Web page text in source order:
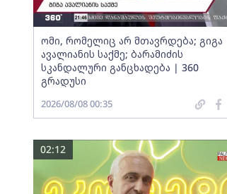
ომი, რომელიც არ მთავრდება; გიგა
ავალიანის საქმე; ბარამიძის
სკანდალური განცხადება | 360
გრადუსი
2026/08/08 00:35
02:12